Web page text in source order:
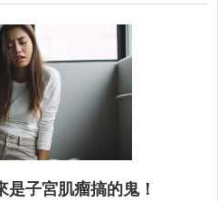
子宮肌瘤搞的鬼！